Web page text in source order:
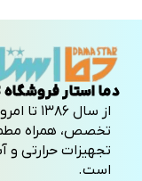
دما استار
از سال
تخصص، همراه
تجهیزات حرارتی و
است.